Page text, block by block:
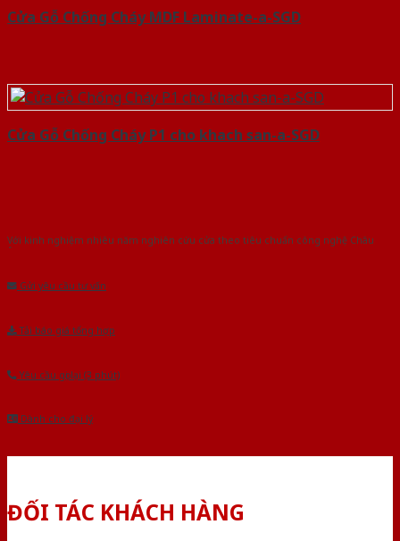
Cửa Gỗ Chống Cháy MDF Laminate-a-SGD
Cửa Gỗ Chống Cháy P1 cho khach san-a-SGD
Với kinh nghiệm nhiêu năm nghiên cứu cửa theo tiêu chuẩn công nghệ Châu
Gửi yêu cầu tư vấn
Tải báo giá tổng hợp
Yêu cầu gọi lại (3 phút)
Dành cho đại lý
ĐỐI TÁC KHÁCH HÀNG